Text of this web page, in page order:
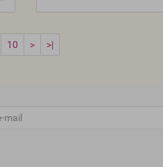
10 > >|